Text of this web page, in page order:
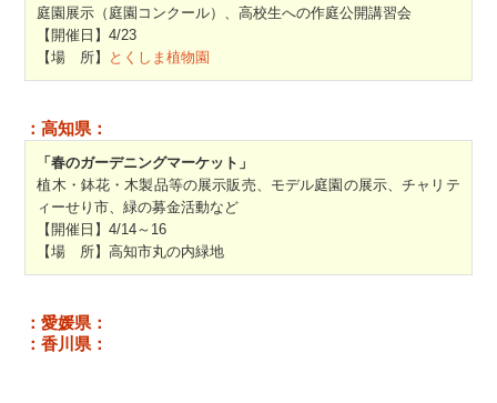
庭園展示（庭園コンクール）、高校生への作庭公開講習会
【開催日】4/23
【場 所】
とくしま植物園
：高知県：
「春のガーデニングマーケット」
植木・鉢花・木製品等の展示販売、モデル庭園の展示、チャリテ
ィーせり市、緑の募金活動など
【開催日】4/14～16
【場 所】高知市丸の内緑地
：愛媛県：
：香川県：